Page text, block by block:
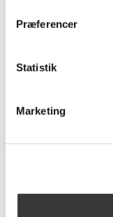
Præferencer
Statistik
Marketing